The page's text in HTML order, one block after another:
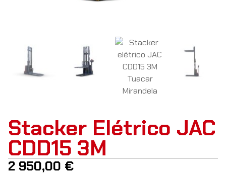
Stacker Elétrico JAC
CDD15 3M
2 950,00 €